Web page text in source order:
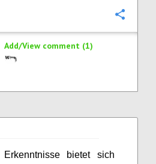
Add/View comment (1)
bietet sich